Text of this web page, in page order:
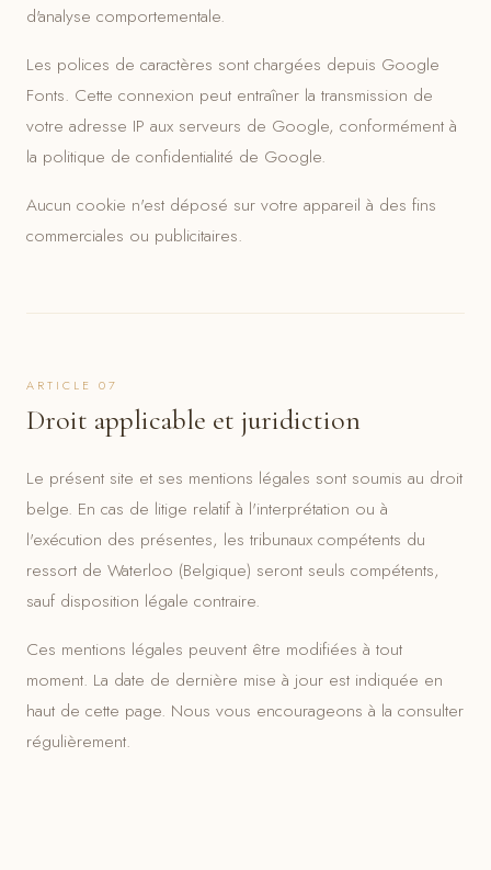
d'analyse comportementale.
Les polices de caractères sont chargées depuis Google
Fonts. Cette connexion peut entraîner la transmission de
votre adresse IP aux serveurs de Google, conformément à
la politique de confidentialité de Google.
Aucun cookie n'est déposé sur votre appareil à des fins
commerciales ou publicitaires.
ARTICLE 07
Droit applicable et juridiction
Le présent site et ses mentions légales sont soumis au droit
belge. En cas de litige relatif à l'interprétation ou à
l'exécution des présentes, les tribunaux compétents du
ressort de Waterloo (Belgique) seront seuls compétents,
sauf disposition légale contraire.
Ces mentions légales peuvent être modifiées à tout
moment. La date de dernière mise à jour est indiquée en
haut de cette page. Nous vous encourageons à la consulter
régulièrement.